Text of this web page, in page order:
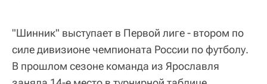
"Шинник" выступает в Первой лиге - втором по
силе дивизионе чемпионата России по футболу.
В прошлом сезоне команда из Ярославля